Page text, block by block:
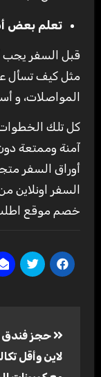
تعلم بعض
قبل السفر يجب
مثل كيف تسأل
المواصلات، و
كل تلك
آمنة وممتعة
أوراق السفر
السفر اونلاين
خصم موقع اطلب
المقالات
حجز
لاين وأقل